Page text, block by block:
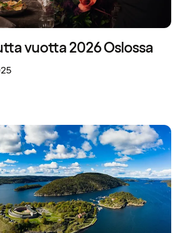
vuotta 2026 Oslossa